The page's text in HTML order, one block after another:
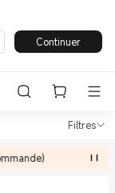
Continuer
Filtres